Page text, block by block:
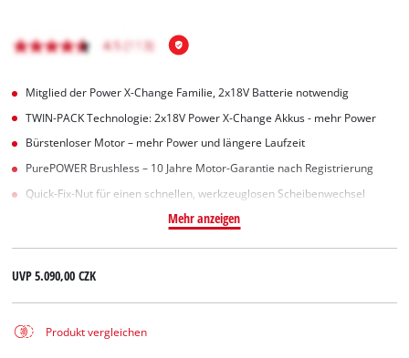
Mitglied der Power X-Change Familie, 2x18V Batterie notwendig
TWIN-PACK Technologie: 2x18V Power X-Change Akkus - mehr Power
Bürstenloser Motor – mehr Power und längere Laufzeit
PurePOWER Brushless – 10 Jahre Motor-Garantie nach Registrierung
Quick-Fix-Nut für einen schnellen, werkzeuglosen Scheibenwechsel
Mehr anzeigen
UVP5.090,00 CZK
Produkt vergleichen